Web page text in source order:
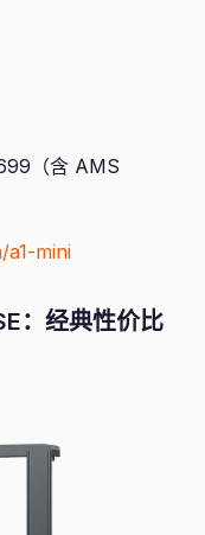
（含 AMS
mini
：经典性价比